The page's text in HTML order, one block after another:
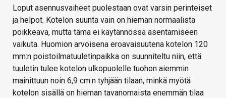
Loput asennusvaiheet puolestaan ovat varsin perinteiset
ja helpot. Kotelon suunta vain on hieman normaalista
poikkeava, mutta tämä ei käytännössä asentamiseen
vaikuta. Huomion arvoisena eroavaisuutena kotelon 120
mm:n poistoilmatuuletinpaikka on suunniteltu niin, että
tuuletin tulee kotelon ulkopuolelle tuohon aiemmin
mainittuun noin 6,9 cm:n tyhjään tilaan, minkä myötä
kotelon sisällä on hieman tavanomaista enemmän tilaa